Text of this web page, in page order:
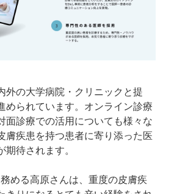
外の大学病院・クリニックと提
められています。オンライン診療
面診療での活用についても様々な
膚疾患を持つ患者に寄り添った医
待されます。
める高原さんは、重度の皮膚疾